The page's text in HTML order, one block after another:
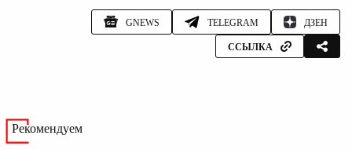
GNEWS TELEGRAM ДЗЕН
ССЫЛКА
Рекомендуем